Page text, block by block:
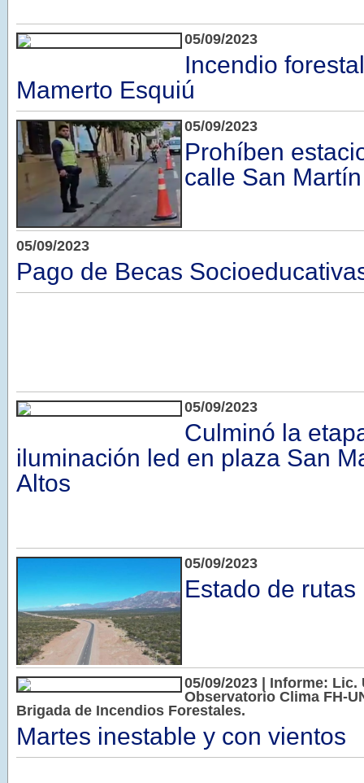
05/09/2023
Incendio
Mamerto Esquiú
05/09/2023
Prohíben
calle San Martín
05/09/2023
Pago de Becas
05/09/2023
Culminó la
iluminación led en plaza San
Altos
05/09/2023
Estado de rutas
05/09/2023 | Informe: Lic.
Observatorio Clima FH-
Brigada de Incendios Forestales.
Martes inestable y con vientos